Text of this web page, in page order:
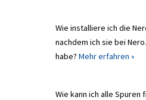
Wie installiere ich die
nachdem ich sie bei
habe? Mehr erfahren »
Wie kann ich alle Spuren